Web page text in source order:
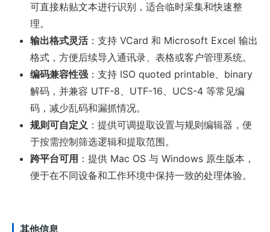
可直接粘贴文本进行识别，适合临时采集和快速整
理。
输出格式灵活：支持 VCard 和 Microsoft Excel 输出
格式，方便后续导入通讯录、表格或客户管理系统。
编码兼容性强 ：支持 ISO quoted printable、binary
解码，并兼容 UTF-8、UTF-16、UCS-4 等常见编
码，减少乱码和漏抓情况。
规则可自定义 ：提供可调提取设置与规则编辑器，便
于按需控制筛选逻辑和提取范围。
跨平台可用 ：提供 Mac OS 与 Windows 原生版本，
便于在不同设备和工作环境中保持一致的处理体验。
其他信息